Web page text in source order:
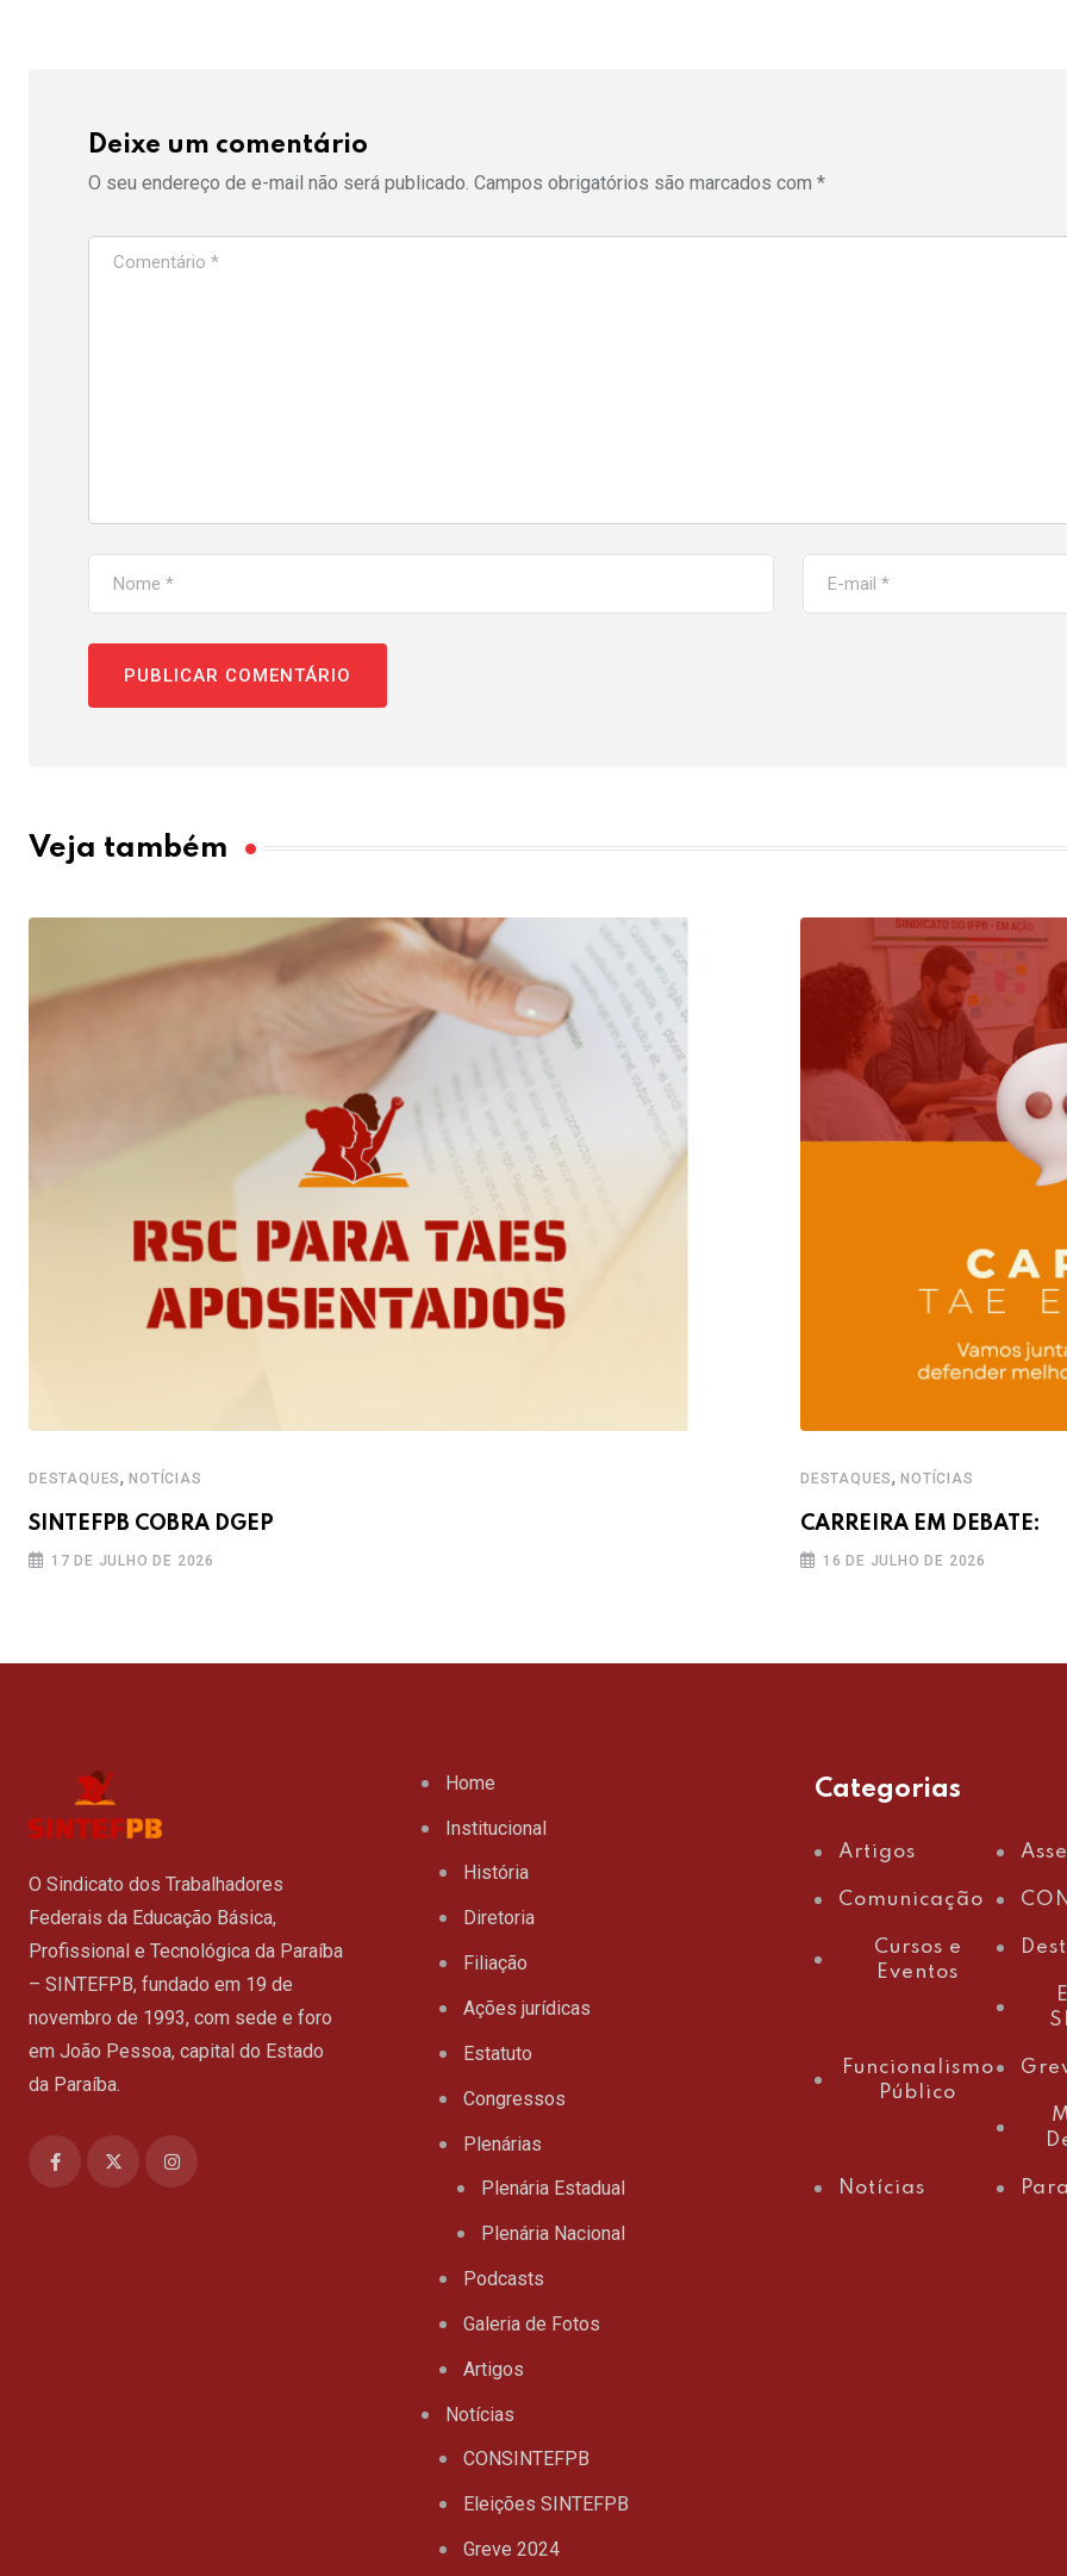
Deixe um comentário
O seu endereço de e-mail não será publicado. Campos obrigatórios são marcados com *
Veja também
DESTAQUES,NOTÍCIAS
SINTEFPB COBRA DGEP
17 DE JULHO DE 2026
DESTAQUES,NOTÍCIAS
CARREIRA EM DEBATE:
16 DE JULHO DE 2026
O Sindicato dos Trabalhadores
Federais da Educação Básica,
Profissional e Tecnológica da Paraíba
– SINTEFPB, fundado em 19 de
novembro de 1993, com sede e foro
em João Pessoa, capital do Estado
da Paraíba.
Home
Institucional
História
Diretoria
Filiação
Ações jurídicas
Estatuto
Congressos
Plenárias
Plenária Estadual
Plenária Nacional
Podcasts
Galeria de Fotos
Artigos
Notícias
CONSINTEFPB
Eleições SINTEFPB
Greve 2024
Categorias
Artigos
Comunicação
Cursos e
Eventos
Funcionalismo
Público
Notícias